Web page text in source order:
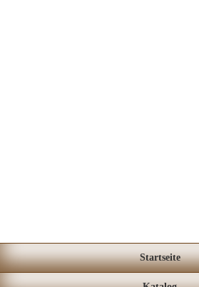
Startseite